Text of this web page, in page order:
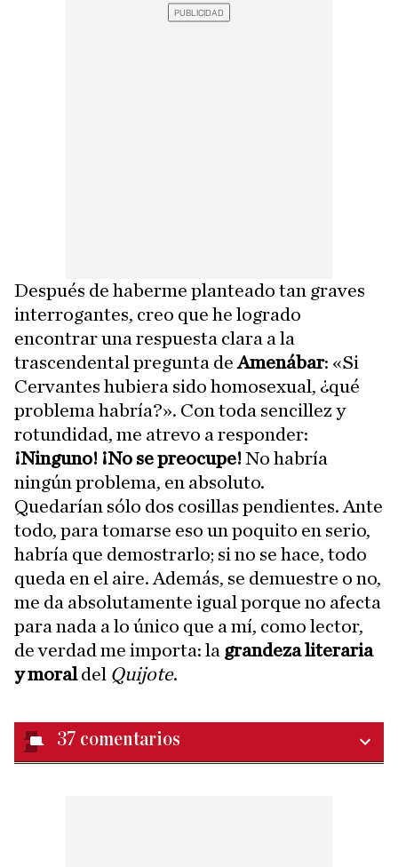
Después de haberme planteado tan graves
interrogantes, creo que he logrado
encontrar una respuesta clara a la
trascendental pregunta deAmenábar: «Si
Cervantes hubiera sido homosexual, ¿qué
problema habría?». Con toda sencillez y
rotundidad, me atrevo a responder:
¡Ninguno! ¡No se preocupe! No habría
ningún problema, en absoluto.
Quedarían sólo dos cosillas pendientes. Ante
todo, para tomarse eso un poquito en serio,
habría que demostrarlo; si no se hace, todo
queda en el aire. Además, se demuestre o no,
me da absolutamente igual porque no afecta
para nada a lo único que a mí, como lector,
de verdad me importa: la grandeza literaria
y moraldel Quijote.
37 comentarios